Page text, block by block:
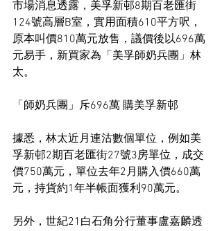
市場消息透露，美孚新邨8期百老匯街
124號高層B室，實用面積610平方呎，
原本叫價810萬元放售，議價後以696萬
元易手，新買家為「美孚師奶兵團」林
太。
「師奶兵團」斥696萬 購美孚新邨
據悉，林太近月連沽數個單位，例如美
孚新邨2期百老匯街27號3房單位，成交
價750萬元，單位去年2月購入價660萬
元，持貨約1年半帳面獲利90萬元。
另外，世紀21白石角分行董事盧嘉麟透